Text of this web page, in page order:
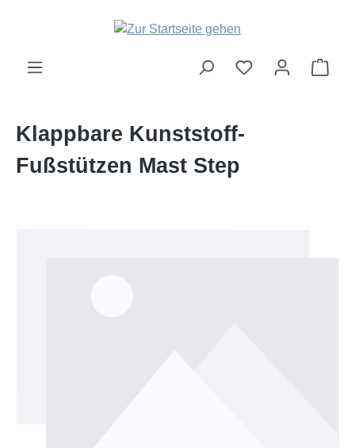
Zum Hauptinhalt springen
Klappbare Kunststoff-
Fußstützen Mast Step